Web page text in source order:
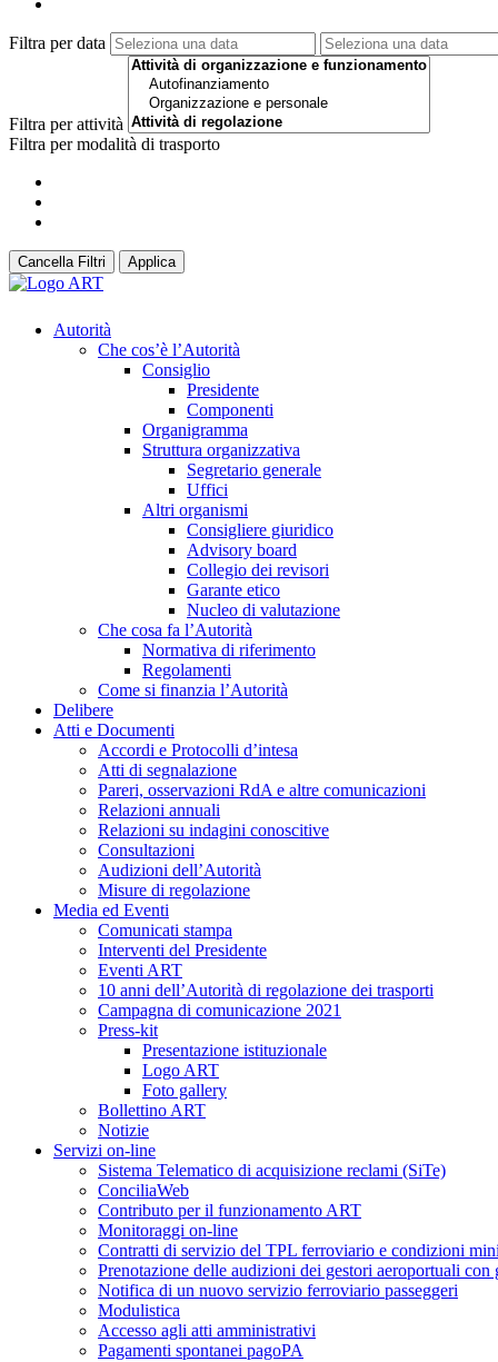
Filtra per data
Filtra per attività
Filtra per modalità di trasporto
Cancella Filtri Applica
Autorità
Che cos’è l’Autorità
Consiglio
Presidente
Componenti
Organigramma
Struttura organizzativa
Segretario generale
Uffici
Altri organismi
Consigliere giuridico
Advisory board
Collegio dei revisori
Garante etico
Nucleo di valutazione
Che cosa fa l’Autorità
Normativa di riferimento
Regolamenti
Come si finanzia l’Autorità
Delibere
Atti e Documenti
Accordi e Protocolli d’intesa
Atti di segnalazione
Pareri, osservazioni RdA e altre comunicazioni
Relazioni annuali
Relazioni su indagini conoscitive
Consultazioni
Audizioni dell’Autorità
Misure di regolazione
Media ed Eventi
Comunicati stampa
Interventi del Presidente
Eventi ART
10 anni dell’Autorità di regolazione dei trasporti
Campagna di comunicazione 2021
Press-kit
Presentazione istituzionale
Logo ART
Foto gallery
Bollettino ART
Notizie
Servizi on-line
Sistema Telematico di acquisizione reclami (SiTe)
ConciliaWeb
Contributo per il funzionamento ART
Monitoraggi on-line
Contratti di servizio del TPL ferroviario e condizioni
Prenotazione delle audizioni dei gestori aeroportuali con
Notifica di un nuovo servizio ferroviario passeggeri
Modulistica
Accesso agli atti amministrativi
Pagamenti spontanei pagoPA